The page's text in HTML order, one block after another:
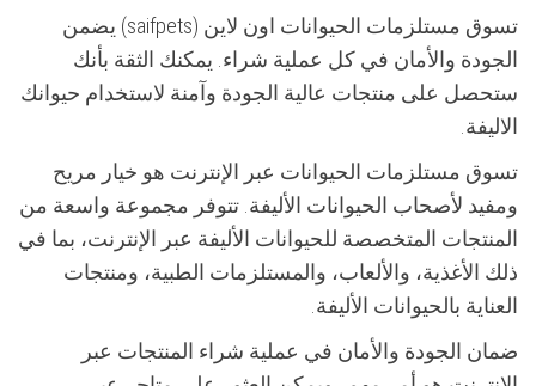
تسوق مستلزمات الحيوانات اون لاين (saifpets) يضمن
الجودة والأمان في كل عملية شراء. يمكنك الثقة بأنك
ستحصل على منتجات عالية الجودة وآمنة لاستخدام حيوانك
الاليفة.
تسوق مستلزمات الحيوانات عبر الإنترنت هو خيار مريح
ومفيد لأصحاب الحيوانات الأليفة. تتوفر مجموعة واسعة من
المنتجات المتخصصة للحيوانات الأليفة عبر الإنترنت، بما في
ذلك الأغذية، والألعاب، والمستلزمات الطبية، ومنتجات
العناية بالحيوانات الأليفة.
ضمان الجودة والأمان في عملية شراء المنتجات عبر